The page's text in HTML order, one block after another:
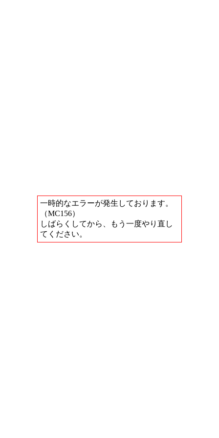
一時的なエラーが発生しております。
（MC156）
しばらくしてから、もう一度やり直し
てください。